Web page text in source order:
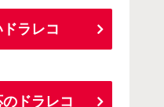
ラレコ
ドラレコ